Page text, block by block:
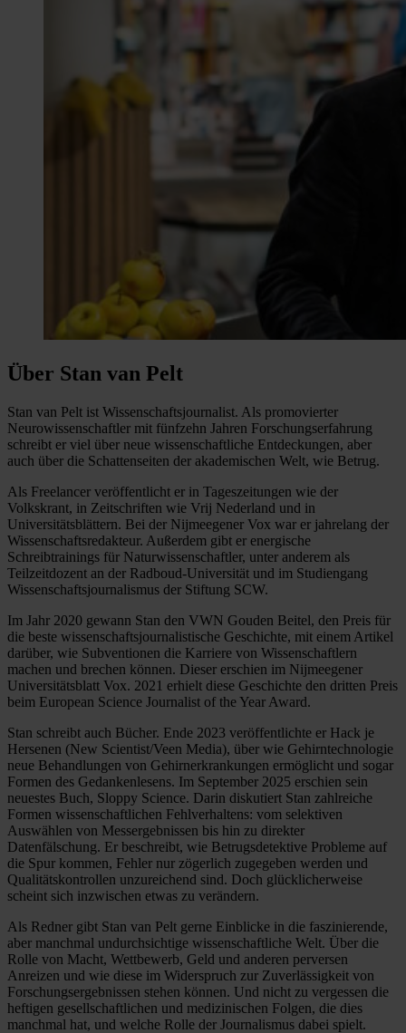
Über Stan van Pelt
Stan van Pelt ist Wissenschaftsjournalist. Als promovierter
Neurowissenschaftler mit fünfzehn Jahren Forschungserfahrung
schreibt er viel über neue wissenschaftliche Entdeckungen, aber
auch über die Schattenseiten der akademischen Welt, wie Betrug.
Als Freelancer veröffentlicht er in Tageszeitungen wie der
Volkskrant, in Zeitschriften wie Vrij Nederland und in
Universitätsblättern. Bei der Nijmeegener Vox war er jahrelang der
Wissenschaftsredakteur. Außerdem gibt er energische
Schreibtrainings für Naturwissenschaftler, unter anderem als
Teilzeitdozent an der Radboud-Universität und im Studiengang
Wissenschaftsjournalismus der Stiftung SCW.
Im Jahr 2020 gewann Stan den VWN Gouden Beitel, den Preis für
die beste wissenschaftsjournalistische Geschichte, mit einem Artikel
darüber, wie Subventionen die Karriere von Wissenschaftlern
machen und brechen können. Dieser erschien im Nijmeegener
Universitätsblatt Vox. 2021 erhielt diese Geschichte den dritten Preis
beim European Science Journalist of the Year Award.
Stan schreibt auch Bücher. Ende 2023 veröffentlichte er Hack je
Hersenen (New Scientist/Veen Media), über wie Gehirntechnologie
neue Behandlungen von Gehirnerkrankungen ermöglicht und sogar
Formen des Gedankenlesens. Im September 2025 erschien sein
neuestes Buch, Sloppy Science. Darin diskutiert Stan zahlreiche
Formen wissenschaftlichen Fehlverhaltens: vom selektiven
Auswählen von Messergebnissen bis hin zu direkter
Datenfälschung. Er beschreibt, wie Betrugsdetektive Probleme auf
die Spur kommen, Fehler nur zögerlich zugegeben werden und
Qualitätskontrollen unzureichend sind. Doch glücklicherweise
scheint sich inzwischen etwas zu verändern.
Als Redner gibt Stan van Pelt gerne Einblicke in die faszinierende,
aber manchmal undurchsichtige wissenschaftliche Welt. Über die
Rolle von Macht, Wettbewerb, Geld und anderen perversen
Anreizen und wie diese im Widerspruch zur Zuverlässigkeit von
Forschungsergebnissen stehen können. Und nicht zu vergessen die
heftigen gesellschaftlichen und medizinischen Folgen, die dies
manchmal hat, und welche Rolle der Journalismus dabei spielt.